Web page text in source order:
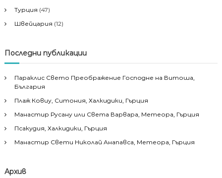
Турция (47)
Швейцария (12)
Последни публикации
Параклис Свето Преображение Господне на Витоша,
България
Плаж Ковиу, Ситония, Халкидики, Гърция
Манастир Русану или Света Варвара, Метеора, Гърция
Псакудия, Халкидики, Гърция
Манастир Свети Николай Анапавса, Метеора, Гърция
Архив